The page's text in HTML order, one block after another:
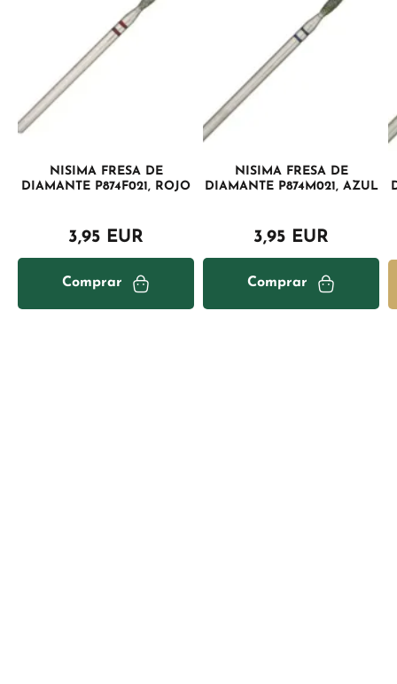
NISIMA FRESA DE
DIAMANTE P874F021, ROJO
3,95 EUR
Comprar
NISIMA FRESA DE
DIAMANTE P874M021, AZUL
3,95 EUR
Comprar